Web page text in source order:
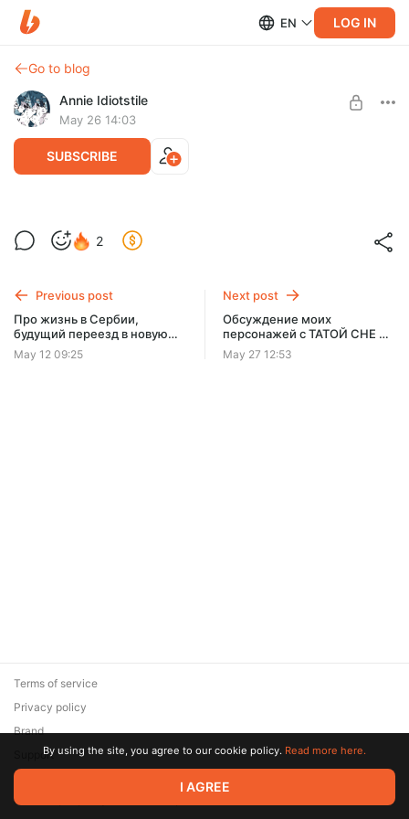
EN LOG IN
Go to blog
Annie Idiotstile
May 26 14:03
SUBSCRIBE
Обсуждение новеллы c группой среды |
Проработка и уточнение отдельных
SUBSCRIBE
2
Previous post
Про жизнь в Сербии,
будущий переезд в новую
страну, мемы и визуальную
новеллу
May 12 09:25
Next post
Обсуждение моих
персонажей с ТАТОЙ CHE –
Гидра, Медуза и Гефест
May 27 12:53
© 2026 Zaya Solutions Limited. All rights reserved. All trademarks
are the property of their respective owners.
Terms of service
Privacy policy
Brand
SupportBy using the site, you agree to our cookie policy. Read more here.
I AGREE